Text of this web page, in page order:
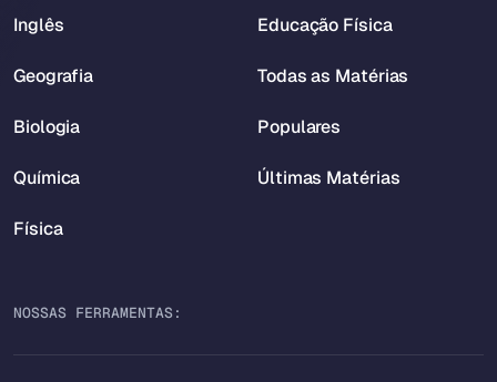
Inglês
Geografia
Biologia
Química
Física
Educação Física
Todas as Matérias
Populares
Últimas Matérias
NOSSAS FERRAMENTAS: